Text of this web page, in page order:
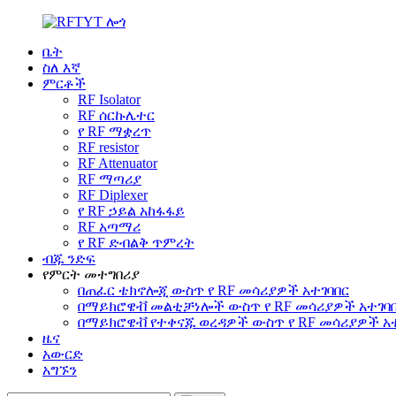
ቤት
ስለ እኛ
ምርቶች
RF Isolator
RF ሰርኩሌተር
የ RF ማቋረጥ
RF resistor
RF Attenuator
RF ማጣሪያ
RF Diplexer
የ RF ኃይል አከፋፋይ
RF አጣማሪ
የ RF ድብልቅ ጥምረት
ብጁ ንድፍ
የምርት መተግበሪያ
በጠፈር ቴክኖሎጂ ውስጥ የ RF መሳሪያዎች አተገባበር
በማይክሮዌቭ መልቲቻነሎች ውስጥ የ RF መሳሪያዎች
በማይክሮዌቭ የተቀናጁ ወረዳዎች ውስጥ የ RF መሳሪያዎች
ዜና
አውርድ
አግኙን